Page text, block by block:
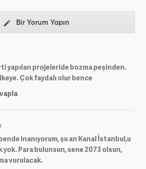
Bir Yorum Yapın
yapılan projeleride bozma peşinden.
Çok faydalı olur bence
inanıyorum, şu an Kanal İstanbul,u
Para bulunsun, sene 2073 olsun,
vurulacak.